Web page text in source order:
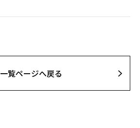
⼀覧ページへ戻る